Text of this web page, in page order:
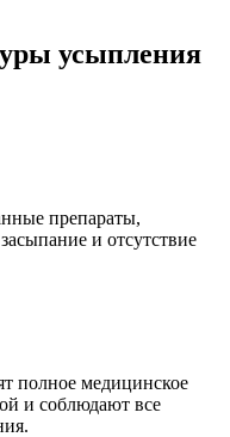
усыпления
препараты,
и отсутствие
полное медицинское
и соблюдают все